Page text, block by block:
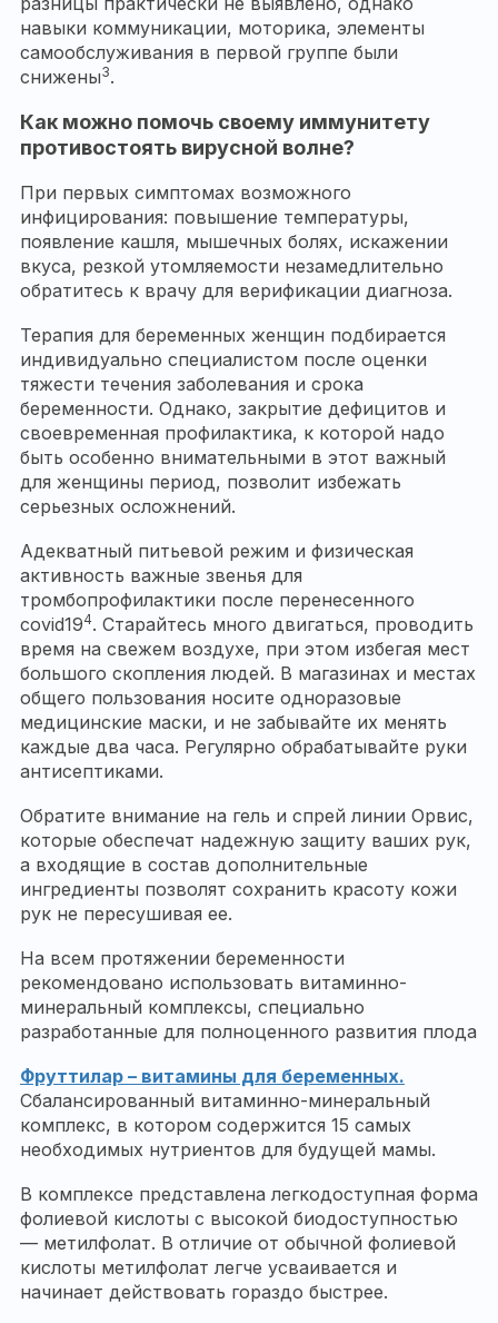
навыки коммуникации, моторика, элементы
самообслуживания в первой группе были
снижены3.
Как можно помочь своему иммунитету
противостоять вирусной волне?
При первых симптомах возможного
инфицирования: повышение температуры,
появление кашля, мышечных болях, искажении
вкуса, резкой утомляемости незамедлительно
обратитесь к врачу для верификации диагноза.
Терапия для беременных женщин подбирается
индивидуально специалистом после оценки
тяжести течения заболевания и срока
беременности. Однако, закрытие дефицитов и
своевременная профилактика, к которой надо
быть особенно внимательными в этот важный
для женщины период, позволит избежать
серьезных осложнений.
Адекватный питьевой режим и физическая
активность важные звенья для
тромбопрофилактики после перенесенного
сovid194. Старайтесь много двигаться, проводить
время на свежем воздухе, при этом избегая мест
большого скопления людей. В магазинах и местах
общего пользования носите одноразовые
медицинские маски, и не забывайте их менять
каждые два часа. Регулярно обрабатывайте руки
антисептиками.
Обратите внимание на гель и спрей линии Орвис,
которые обеспечат надежную защиту ваших рук,
а входящие в состав дополнительные
ингредиенты позволят сохранить красоту кожи
рук не пересушивая ее.
На всем протяжении беременности
рекомендовано использовать витаминно-
минеральный комплексы, специально
разработанные для полноценного развития плода
Фруттилар – витамины для беременных.
Сбалансированный витаминно-минеральный
комплекс, в котором содержится 15 самых
необходимых нутриентов для будущей мамы.
В комплексе представлена легкодоступная форма
фолиевой кислоты с высокой биодоступностью
— метилфолат. В отличие от обычной фолиевой
кислоты метилфолат легче усваивается и
начинает действовать гораздо быстрее.